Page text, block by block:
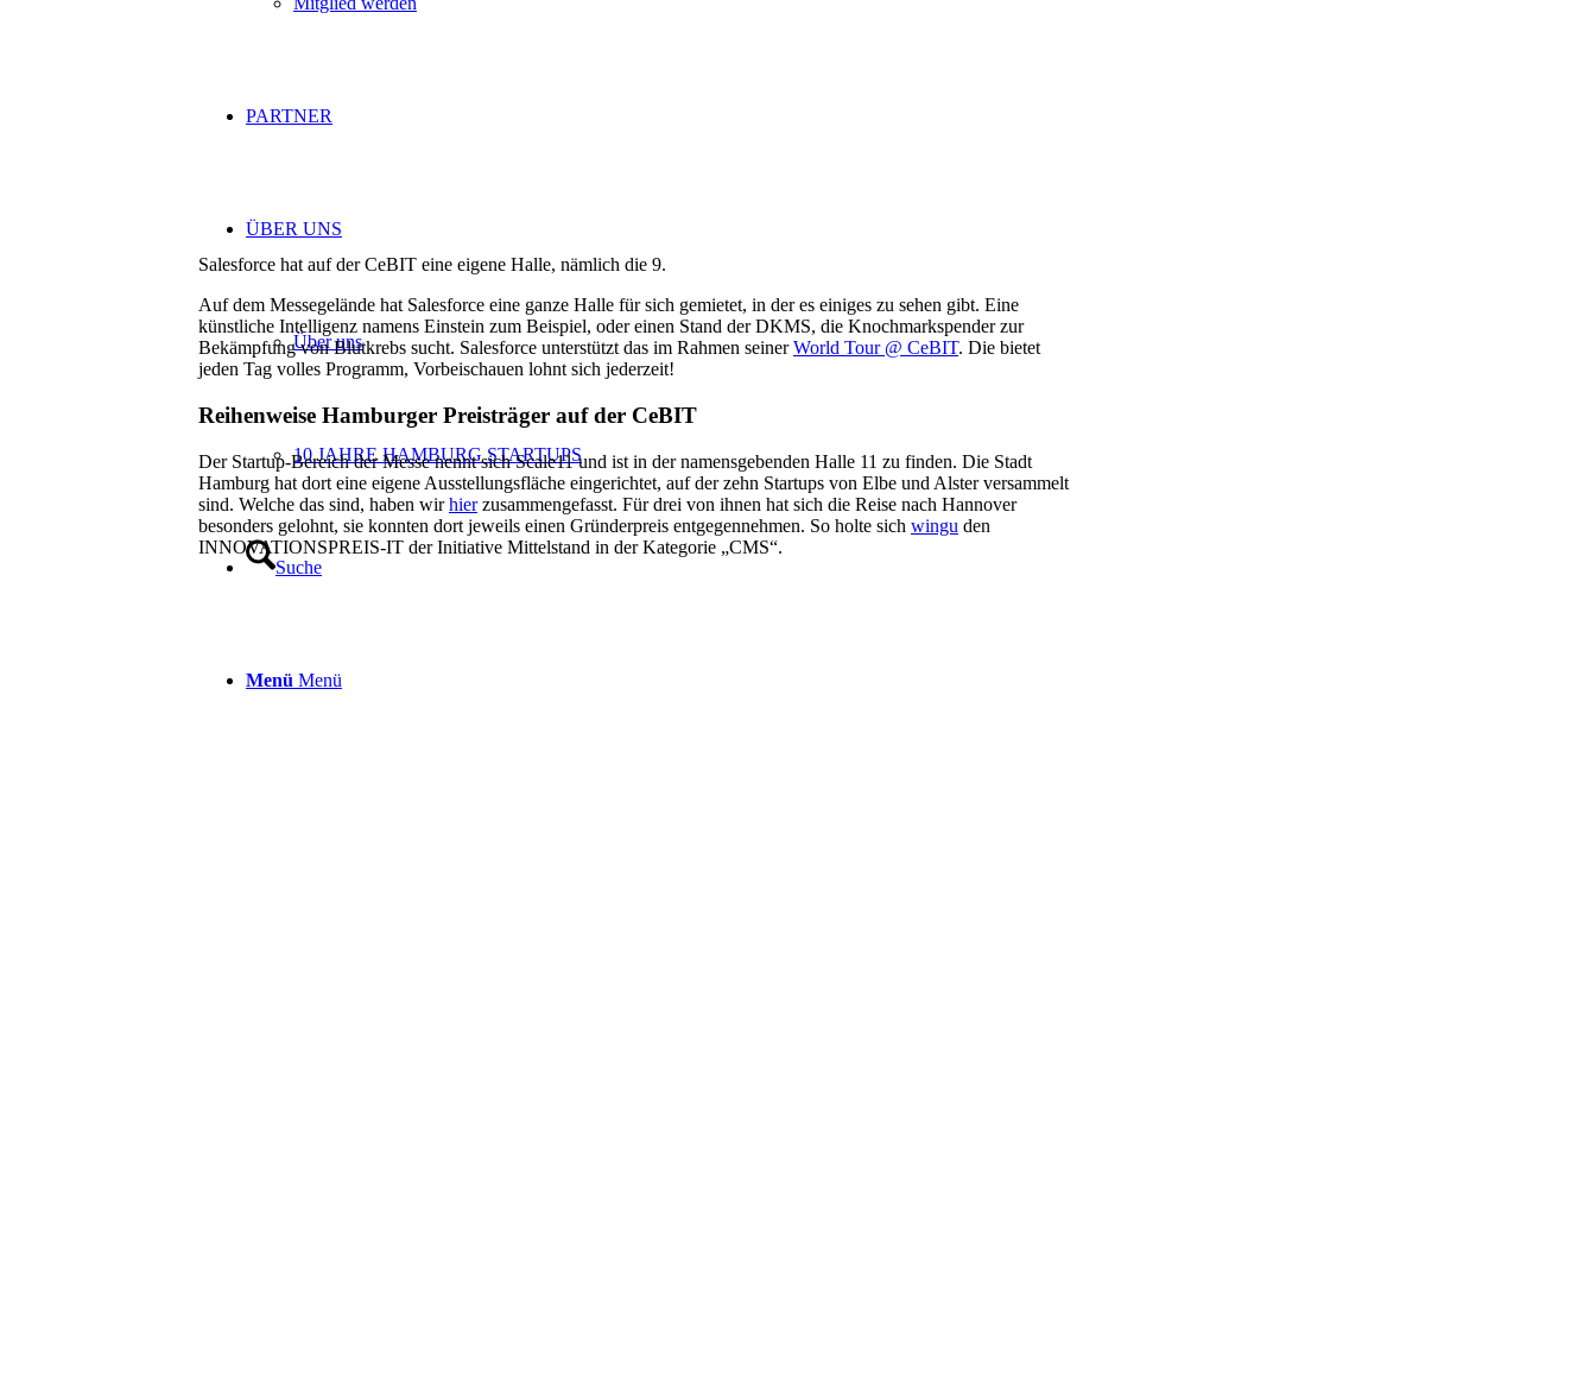
PARTNER
ÜBER UNS
Über uns
10 JAHRE HAMBURG STARTUPS
Suche
Menü Menü
Salesforce hat auf der CeBIT eine eigene Halle, nämlich die 9.
Auf dem Messegelände hat Salesforce eine ganze Halle für sich gemietet, in der es einiges zu sehen gibt. Eine
künstliche Intelligenz namens Einstein zum Beispiel, oder einen Stand der DKMS, die Knochmarkspender zur
Bekämpfung von Blutkrebs sucht. Salesforce unterstützt das im Rahmen seinerWorld Tour @ CeBIT. Die bietet
jeden Tag volles Programm, Vorbeischauen lohnt sich jederzeit!
Reihenweise Hamburger Preisträger auf der CeBIT
Der Startup-Bereich der Messe nennt sich Scale11 und ist in der namensgebenden Halle 11 zu finden. Die Stadt
Hamburg hat dort eine eigene Ausstellungsfläche eingerichtet, auf der zehn Startups von Elbe und Alster versammelt
sind. Welche das sind, haben wirhierzusammengefasst. Für drei von ihnen hat sich die Reise nach Hannover
besonders gelohnt, sie konnten dort jeweils einen Gründerpreis entgegennehmen. So holte sich wingu den
INNOVATIONSPREIS-IT der Initiative Mittelstand in der Kategorie „CMS“.